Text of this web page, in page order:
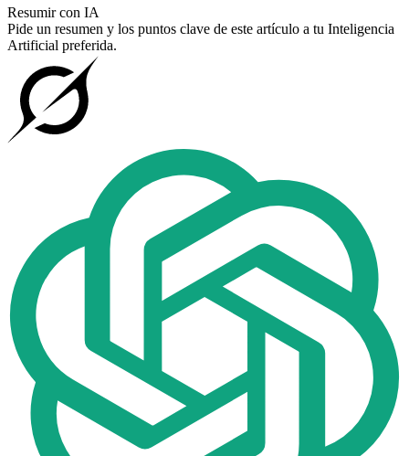
Resumir con IA
Pide un resumen y los puntos clave de este artículo a tu Inteligencia
Artificial preferida.